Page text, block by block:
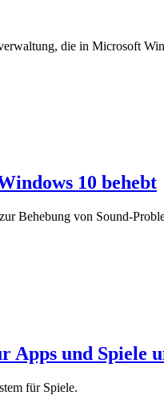
die in Microsoft
10 behebt
Behebung von Sound-
Apps und Spiele
für Spiele.